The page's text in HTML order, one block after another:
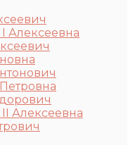
Алексеевна
Алексеевна